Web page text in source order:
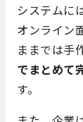
システムに
オンライン
ままでは手
でまとめて
す。